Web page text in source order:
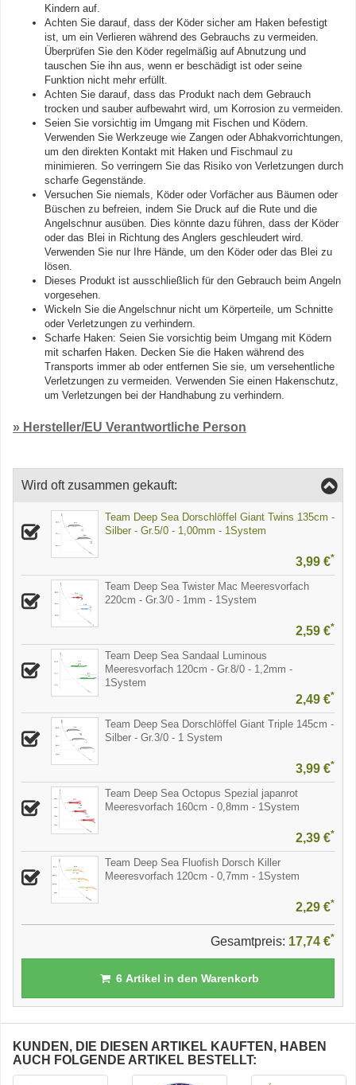
Kindern auf.
Achten Sie darauf, dass der Köder sicher am Haken befestigt
ist, um ein Verlieren während des Gebrauchs zu vermeiden.
Überprüfen Sie den Köder regelmäßig auf Abnutzung und
tauschen Sie ihn aus, wenn er beschädigt ist oder seine
Funktion nicht mehr erfüllt.
Achten Sie darauf, dass das Produkt nach dem Gebrauch
trocken und sauber aufbewahrt wird, um Korrosion zu vermeiden.
Seien Sie vorsichtig im Umgang mit Fischen und Ködern.
Verwenden Sie Werkzeuge wie Zangen oder Abhakvorrichtungen,
um den direkten Kontakt mit Haken und Fischmaul zu
minimieren. So verringern Sie das Risiko von Verletzungen durch
scharfe Gegenstände.
Versuchen Sie niemals, Köder oder Vorfächer aus Bäumen oder
Büschen zu befreien, indem Sie Druck auf die Rute und die
Angelschnur ausüben. Dies könnte dazu führen, dass der Köder
oder das Blei in Richtung des Anglers geschleudert wird.
Verwenden Sie nur Ihre Hände, um den Köder oder das Blei zu
lösen.
Dieses Produkt ist ausschließlich für den Gebrauch beim Angeln
vorgesehen.
Wickeln Sie die Angelschnur nicht um Körperteile, um Schnitte
oder Verletzungen zu verhindern.
Scharfe Haken: Seien Sie vorsichtig beim Umgang mit Ködern
mit scharfen Haken. Decken Sie die Haken während des
Transports immer ab oder entfernen Sie sie, um versehentliche
Verletzungen zu vermeiden. Verwenden Sie einen Hakenschutz,
um Verletzungen bei der Handhabung zu verhindern.
» Hersteller/EU Verantwortliche Person
Wird oft zusammen gekauft:
Team Deep Sea Dorschlöffel Giant Twins 135cm -
Silber - Gr.5/0 - 1,00mm - 1System
3,99 €*
Team Deep Sea Twister Mac Meeresvorfach
220cm - Gr.3/0 - 1mm - 1System
2,59 €*
Team Deep Sea Sandaal Luminous
Meeresvorfach 120cm - Gr.8/0 - 1,2mm -
1System
2,49 €*
Team Deep Sea Dorschlöffel Giant Triple 145cm -
Silber - Gr.3/0 - 1 System
3,99 €*
Team Deep Sea Octopus Spezial japanrot
Meeresvorfach 160cm - 0,8mm - 1System
2,39 €*
Team Deep Sea Fluofish Dorsch Killer
Meeresvorfach 120cm - 0,7mm - 1System
2,29 €*
Gesamtpreis: 17,74 €*
6Artikel in den Warenkorb
KUNDEN, DIE DIESEN ARTIKEL KAUFTEN, HABEN
AUCH FOLGENDE ARTIKEL BESTELLT: